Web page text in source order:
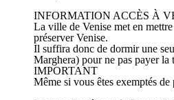
INFORMATION ACCÈS À
La ville de Venise met en
préserver Venise.
Il suffira donc de dormir une
Marghera) pour ne pas payer la
IMPORTANT
Même si vous êtes exemptés